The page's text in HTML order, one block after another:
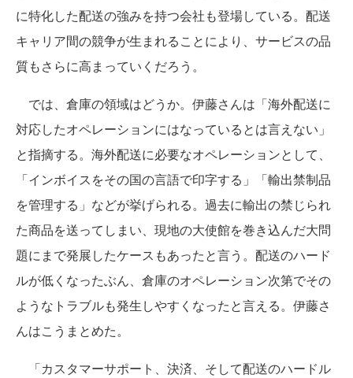
に特化した配送の強みを持つ会社も登場している。配送
キャリア間の競争が生まれることにより、サービスの品
質もさらに高まっていくだろう。
では、倉庫の領域はどうか。伊藤さんは「海外配送に
対応したオペレーションにはなっているとは言えない」
と指摘する。海外配送に必要なオペレーションとして、
「インボイスをその国の言語で印字する」「輸出禁制品
を管理する」などが挙げられる。過去に輸出の禁じられ
た商品を送ってしまい、現地の大使館を巻き込んだ大問
題にまで発展したケースもあったと言う。配送のハード
ルが低くなったぶん、倉庫のオペレーション次第でその
ようなトラブルも発生しやすくなったと言える。伊藤さ
んはこうまとめた。
「カスタマーサポート、決済、そして配送のハードル